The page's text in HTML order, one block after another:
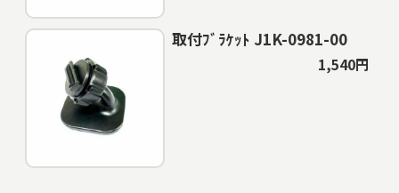
取付ﾌﾞﾗｹｯﾄ J1K-0981-00
1,540円